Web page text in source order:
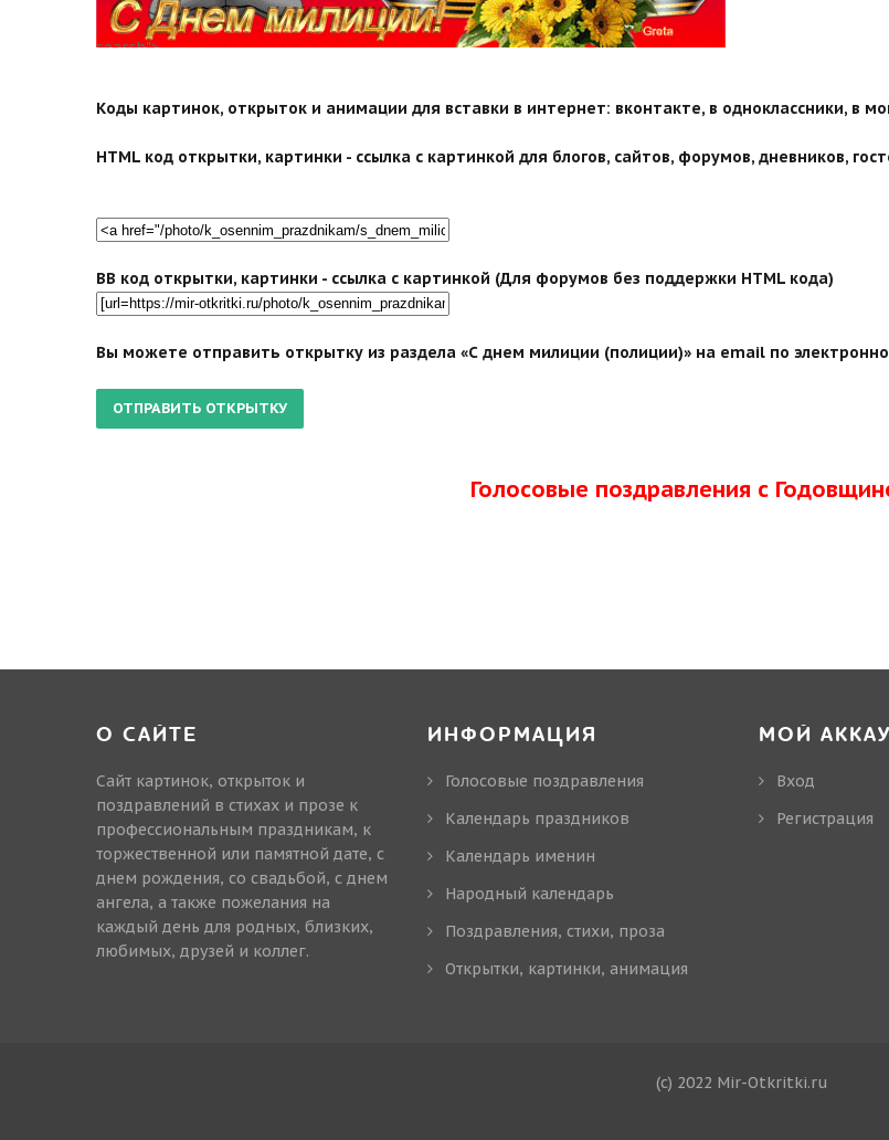
search">
Коды картинок, открыток и анимации для вставки в интернет: вконтакте, в одноклассники, в
HTML код открытки, картинки - ссылка с картинкой для блогов, сайтов, форумов, дневников,
BB код открытки, картинки - ссылка с картинкой (Для форумов без поддержки HTML кода)
Вы можете отправить открытку из раздела «С днем милиции (полиции)» на email по
Голосовые поздравления с
О САЙТЕ
Сайт картинок, открыток и
поздравлений в стихах и прозе к
профессиональным праздникам, к
торжественной или памятной дате, с
днем рождения, со свадьбой, с днем
ангела, а также пожелания на
каждый день для родных, близких,
любимых, друзей и коллег.
ИНФОРМАЦИЯ
Голосовые поздравления
Календарь праздников
Календарь именин
Народный календарь
Поздравления, стихи, проза
Открытки, картинки, анимация
МОЙ
Вход
Регистрация
(c) 2022 Mir-Otkritki.ru